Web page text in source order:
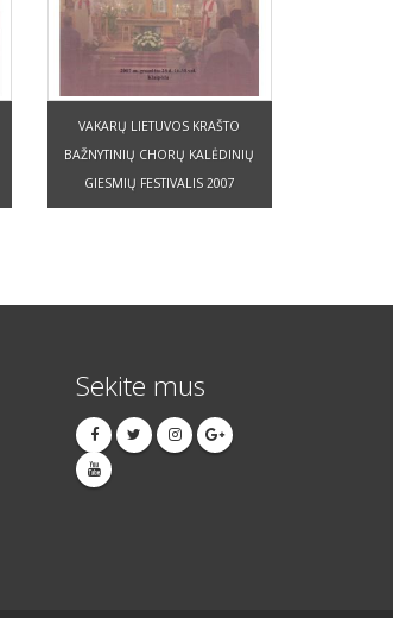
VAKARŲ LIETUVOS KRAŠTO
BAŽNYTINIŲ CHORŲ KALĖDINIŲ
GIESMIŲ FESTIVALIS 2007
Sekite mus